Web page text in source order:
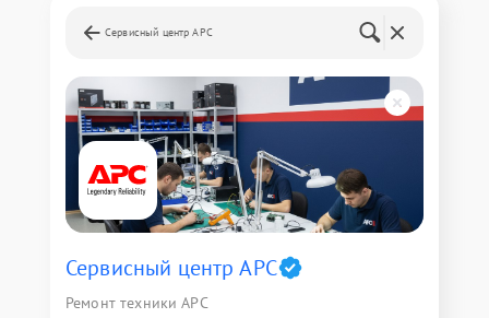
Сервисный центр APC
Сервисный центр APC
Ремонт техники APC